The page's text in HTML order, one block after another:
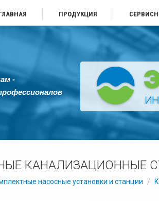
ПРОДУКЦИЯ
-
КАНАЛИЗАЦИОННЫЕ
насосные установки и станции /